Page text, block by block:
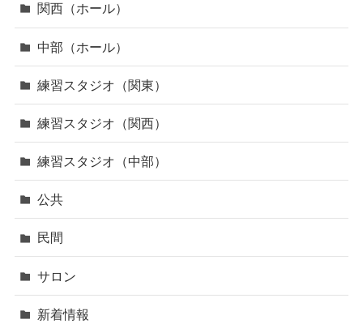
関西（ホール）
中部（ホール）
練習スタジオ（関東）
練習スタジオ（関西）
練習スタジオ（中部）
公共
民間
サロン
新着情報